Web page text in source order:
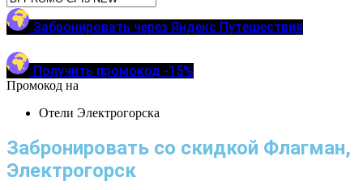
Забронировать через Яндекс Путешествия
Получить промокод -15%
Промокод на
Отели Электрогорска
Забронировать со скидкой Флагман,
Электрогорск